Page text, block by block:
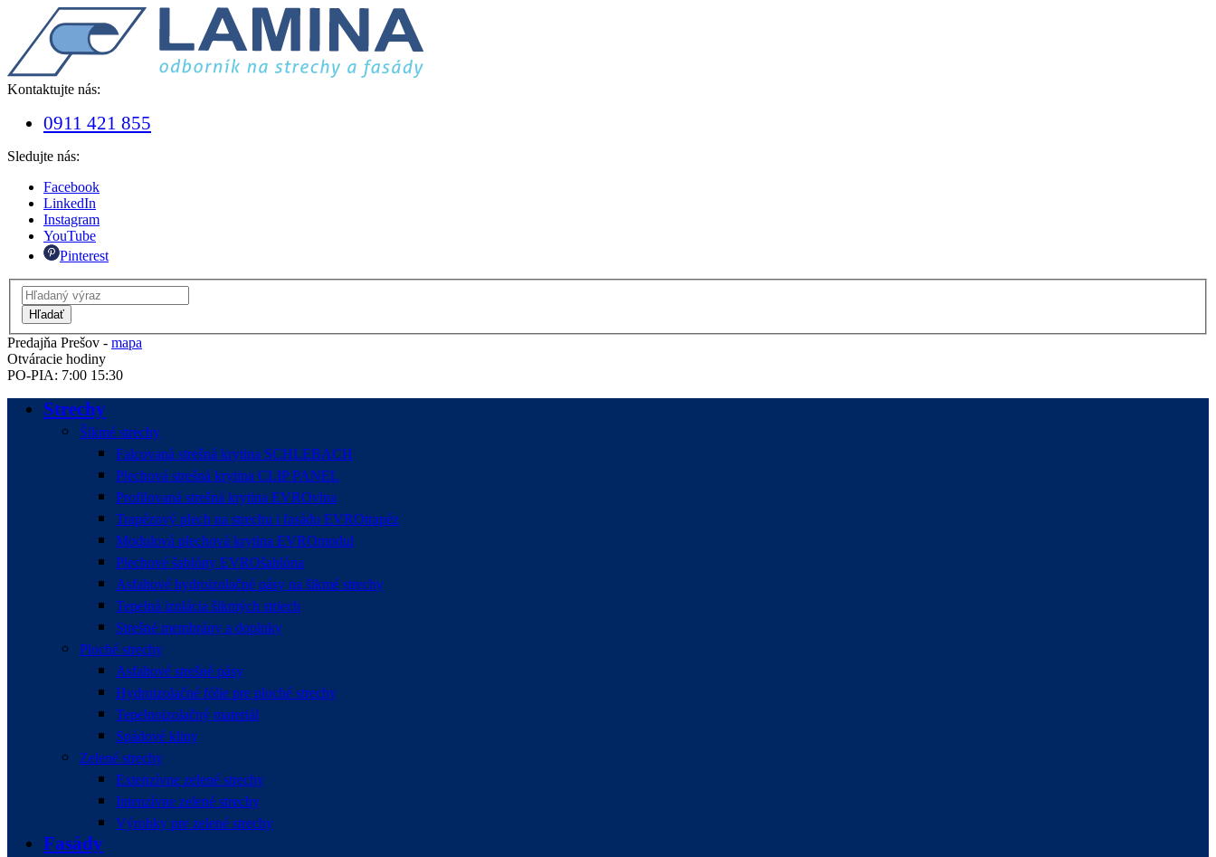
Kontaktujte nás:
0911 421 855
Sledujte nás:
Facebook
LinkedIn
Instagram
YouTube
Pinterest
Hľadať
Predajňa Prešov - mapa
Otváracie hodiny
PO-PIA: 7:00 15:30
Strechy
Šikmé strechy
Falcovaná strešná krytina SCHLEBACH
Plechová strešná krytina CLIP PANEL
Profilovaná strešná krytina EVROvlna
Trapézový plech na strechu i fasádu EVROtrapéz
Modulová plechová krytina EVROmodul
Plechové šablóny EVROšablóna
Asfaltové hydroizolačné pásy na šikmé strechy
Tepelná izolácia šikmých striech
Strešné membrány a doplnky
Ploché strechy
Asfaltové strešné pásy
Hydroizolačné fólie pre ploché strechy
Tepelnoizolačný materiál
Spádové kliny
Zelené strechy
Extenzívne zelené strechy
Intenzívne zelené strechy
Výrobky pre zelené strechy
Fasády